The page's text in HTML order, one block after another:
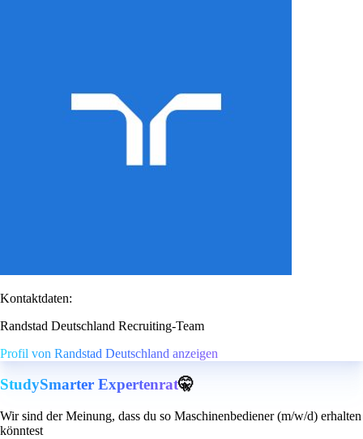
Kontaktdaten:
Randstad Deutschland Recruiting-Team
Profil von Randstad Deutschland anzeigen
StudySmarter Expertenrat🤫
Wir sind der Meinung, dass du so Maschinenbediener (m/w/d) erhalten
könntest